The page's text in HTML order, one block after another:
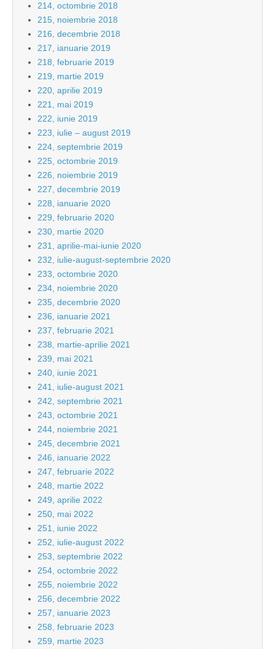
214, octombrie 2018
215, noiembrie 2018
216, decembrie 2018
217, ianuarie 2019
218, februarie 2019
219, martie 2019
220, aprilie 2019
221, mai 2019
222, iunie 2019
223, iulie – august 2019
224, septembrie 2019
225, octombrie 2019
226, noiembrie 2019
227, decembrie 2019
228, ianuarie 2020
229, februarie 2020
230, martie 2020
231, aprilie-mai-iunie 2020
232, iulie-august-septembrie 2020
233, octombrie 2020
234, noiembrie 2020
235, decembrie 2020
236, ianuarie 2021
237, februarie 2021
238, martie-aprilie 2021
239, mai 2021
240, iunie 2021
241, iulie-august 2021
242, septembrie 2021
243, octombrie 2021
244, noiembrie 2021
245, decembrie 2021
246, ianuarie 2022
247, februarie 2022
248, martie 2022
249, aprilie 2022
250, mai 2022
251, iunie 2022
252, iulie-august 2022
253, septembrie 2022
254, octombrie 2022
255, noiembrie 2022
256, decembrie 2022
257, ianuarie 2023
258, februarie 2023
259, martie 2023